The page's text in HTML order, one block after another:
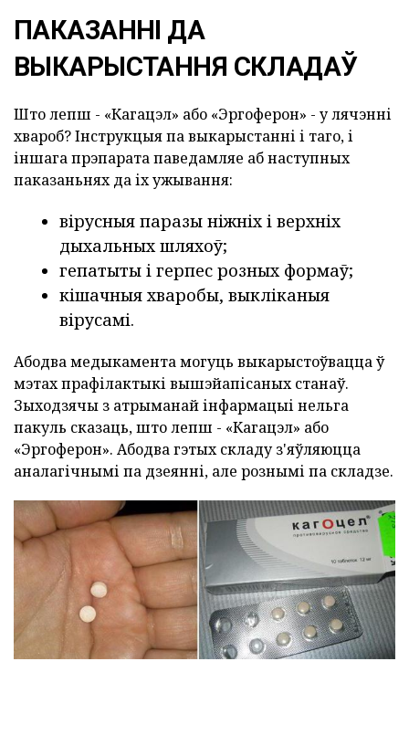
ПАКАЗАННІ ДА
ВЫКАРЫСТАННЯ СКЛАДАЎ
Што лепш - «Кагацэл» або «Эргоферон» - у лячэнні
хвароб? Інструкцыя па выкарыстанні і таго, і
іншага прэпарата паведамляе аб наступных
паказаньнях да іх ужывання:
вірусныя паразы ніжніх і верхніх
дыхальных шляхоў;
гепатыты і герпес розных формаў;
кішачныя хваробы, выкліканыя
вірусамі.
Абодва медыкамента могуць выкарыстоўвацца ў
мэтах прафілактыкі вышэйапісаных станаў.
Зыходзячы з атрыманай інфармацыі нельга
пакуль сказаць, што лепш - «Кагацэл» або
«Эргоферон». Абодва гэтых складу з'яўляюцца
аналагічнымі па дзеянні, але рознымі па складзе.